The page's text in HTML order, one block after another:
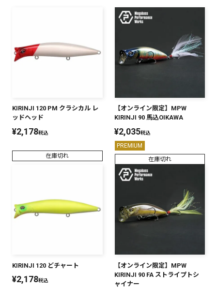
KIRINJI 120 PM クラシカル レ
ッドヘッド
¥2,178税込
在庫切れ
【オンライン限定】MPW
KIRINJI 90 馬込OIKAWA
¥2,035税込
PREMIUM
在庫切れ
KIRINJI 120 どチャート
¥2,178税込
【オンライン限定】MPW
KIRINJI 90 FA ストライプトシ
ャイナー